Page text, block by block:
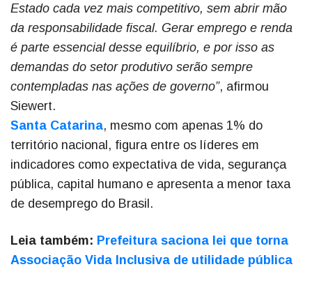
Estado cada vez mais competitivo, sem abrir mão
da responsabilidade fiscal. Gerar emprego e renda
é parte essencial desse equilíbrio, e por isso as
demandas do setor produtivo serão sempre
contempladas nas ações de governo”, afirmou
Siewert.
Santa Catarina, mesmo com apenas 1% do
território nacional, figura entre os líderes em
indicadores como expectativa de vida, segurança
pública, capital humano e apresenta a menor taxa
de desemprego do Brasil.
Leia também: Prefeitura saciona lei que torna
Associação Vida Inclusiva de utilidade pública